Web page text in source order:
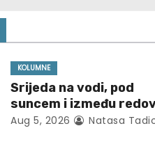
KOLUMNE
Srijeda na vodi, pod
suncem i između
Aug 5, 2026 Natasa